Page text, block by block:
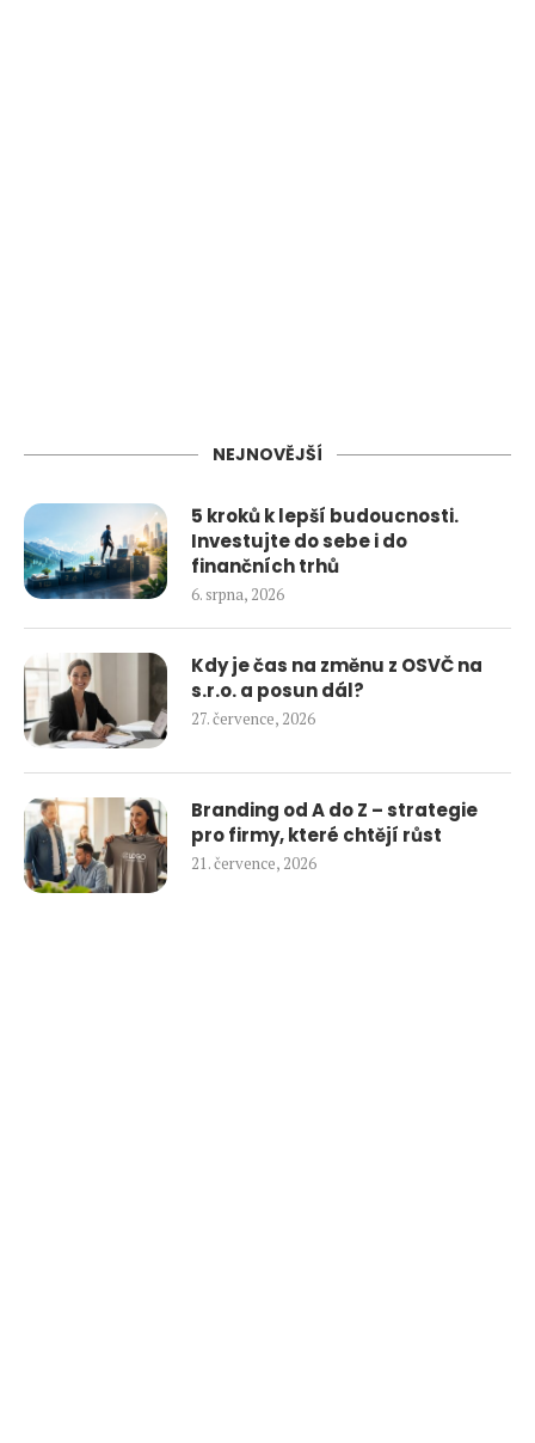
NEJNOVĚJŠÍ
5 kroků k lepší budoucnosti.
Investujte do sebe i do
finančních trhů
6. srpna, 2026
Kdy je čas na změnu z OSVČ na
s.r.o. a posun dál?
27. července, 2026
Branding od A do Z – strategie
pro firmy, které chtějí růst
21. července, 2026